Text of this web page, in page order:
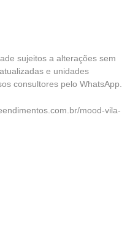
sujeitos a alterações sem
e unidades
consultores pelo WhatsApp.
mood-vila-